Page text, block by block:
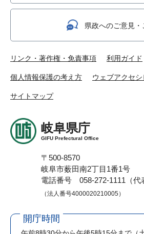
県政へのご意見・
リンク・著作権・免責事項 利用ガイド
個人情報保護の考え方 ウェブアクセ
サイトマップ
岐阜県庁
GIFU Prefectural Office
〒500-8570
岐阜市薮田南2丁目1番1号
電話番号 058-272-1111（代
（法人番号4000020210005）
開庁時間